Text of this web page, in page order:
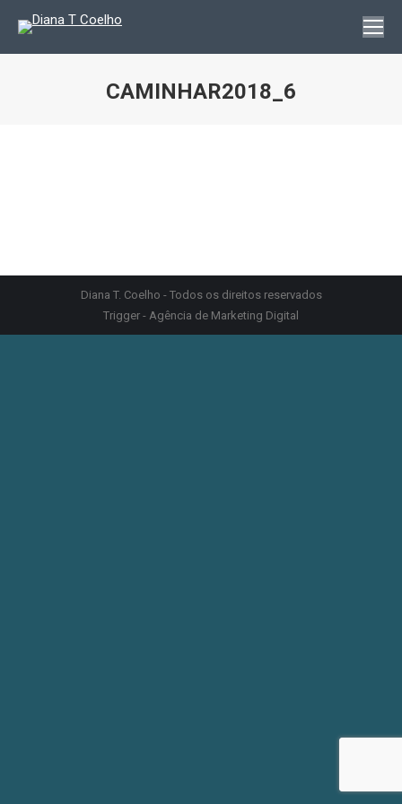
CAMINHAR2018_6
Diana T. Coelho - Todos os direitos reservados
Trigger - Agência de Marketing Digital